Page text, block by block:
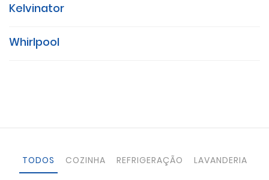
Kelvinator
Whirlpool
TODOS COZINHA REFRIGERAÇÃO LAVANDERIA